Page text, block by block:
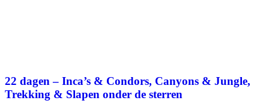
22 dagen – Inca’s & Condors, Canyons & Jungle,
Trekking & Slapen onder de sterren